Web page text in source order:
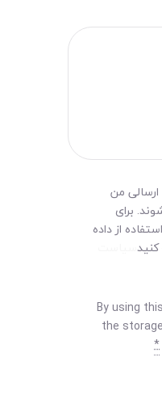
من
برای
از داده
کنید
By using
the
*